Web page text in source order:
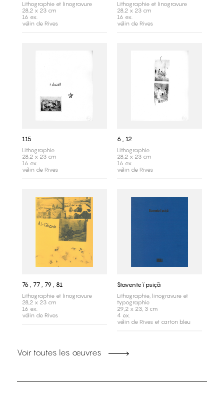
Lithographie et linogravure
28,2 x 23 cm
16 ex.
vélin de Rives
Lithographie et linogravure
28,2 x 23 cm
16 ex.
vélin de Rives
115
Lithographie
28,2 x 23 cm
16 ex.
vélin de Rives
6 , 12
Lithographie
28,2 x 23 cm
16 ex.
vélin de Rives
76 , 77 , 79 , 81
Lithographie et linogravure
28,2 x 23 cm
16 ex.
vélin de Rives
Stavente ĭ psiçã
Lithographie, linogravure et
typographie
29,2 x 23, 3 cm
4 ex.
vélin de Rives et carton bleu
Voir toutes les œuvres